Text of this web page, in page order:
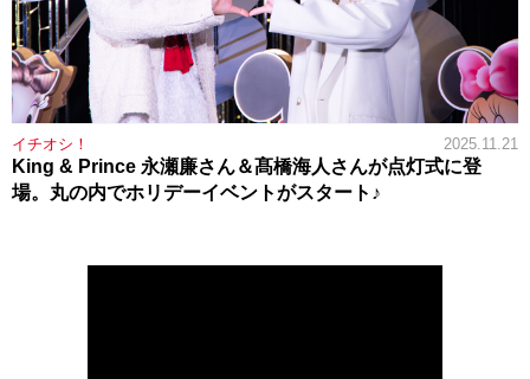
イチオシ！ 2025.11.21
King & Prince 永瀬廉さん＆髙橋海人さんが点灯式に登
場。丸の内でホリデーイベントがスタート♪